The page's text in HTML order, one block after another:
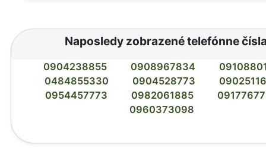
Naposledy zobrazené telefónne
0904238855 0908967834
0484855330
0904528773
0954457773
0982061885
0960373098